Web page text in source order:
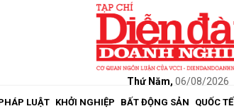
Thứ Năm, 06/08/2026
LUẬT KHỞI NGHIỆP BẤT ĐỘNG SẢN QUỐC TẾ